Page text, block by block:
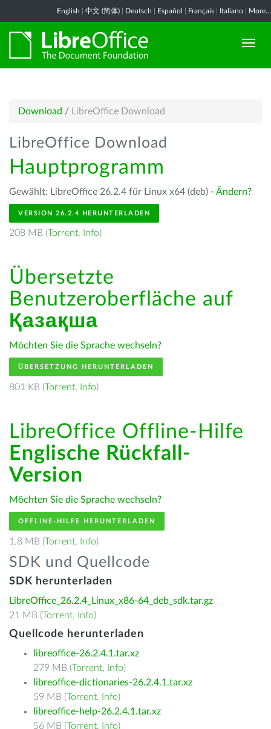
English 中文 (简体) Deutsch Español Français Italiano More...
Download / LibreOffice Download
LibreOffice Download
Hauptprogramm
Gewählt: LibreOffice 26.2.4 für Linux x64 (deb) - Ändern?
VERSION 26.2.4 HERUNTERLADEN
208 MB (Torrent, Info)
Übersetzte
Benutzeroberfläche auf
Қазақша
Möchten Sie die Sprache wechseln?
ÜBERSETZUNG HERUNTERLADEN
801 KB (Torrent, Info)
LibreOffice Offline-Hilfe
Englische Rückfall-
Version
Möchten Sie die Sprache wechseln?
OFFLINE-HILFE HERUNTERLADEN
1.8 MB (Torrent, Info)
SDK und Quellcode
SDK herunterladen
LibreOffice_26.2.4_Linux_x86-64_deb_sdk.tar.gz
21 MB (Torrent, Info)
Quellcode herunterladen
libreoffice-26.2.4.1.tar.xz
279 MB (Torrent, Info)
libreoffice-dictionaries-26.2.4.1.tar.xz
59 MB (Torrent, Info)
libreoffice-help-26.2.4.1.tar.xz
56 MB (Torrent, Info)